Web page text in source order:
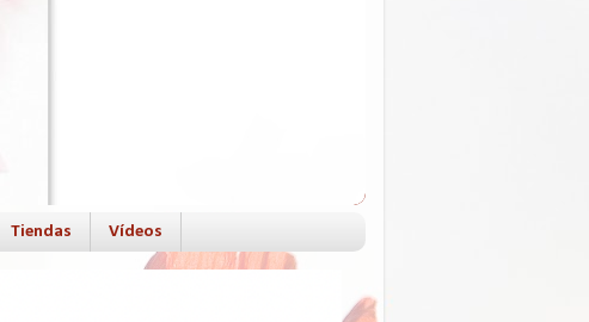
Tiendas Vídeos